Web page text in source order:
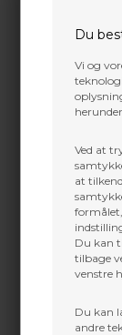
Du
Vi og
Ved at
at
Du kan
tilbage
venstre
Du kan
andre
+45 9718 3356
stålskruer
Dette
30,00 DKK